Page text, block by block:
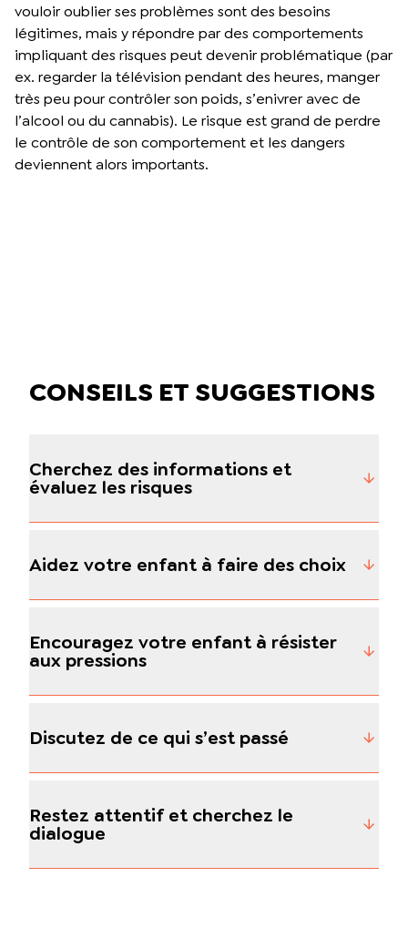
vouloir oublier ses problèmes sont des besoins
légitimes, mais y répondre par des comportements
impliquant des risques peut devenir problématique (par
ex. regarder la télévision pendant des heures, manger
très peu pour contrôler son poids, s’enivrer avec de
l’alcool ou du cannabis). Le risque est grand de perdre
le contrôle de son comportement et les dangers
deviennent alors importants.
CONSEILS ET SUGGESTIONS
Cherchez des informations et
évaluez les risques
Aidez votre enfant à faire des choix
Encouragez votre enfant à résister
aux pressions
Discutez de ce qui s’est passé
Restez attentif et cherchez le
dialogue